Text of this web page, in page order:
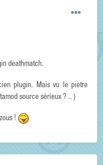
deathmatch.
plugin. Mais vu le piètre
source sérieux ? .. )
!